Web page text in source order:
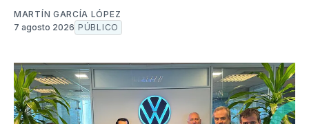
MARTÍN GARCÍA LÓPEZ
7 agosto 2026 PÚBLICO